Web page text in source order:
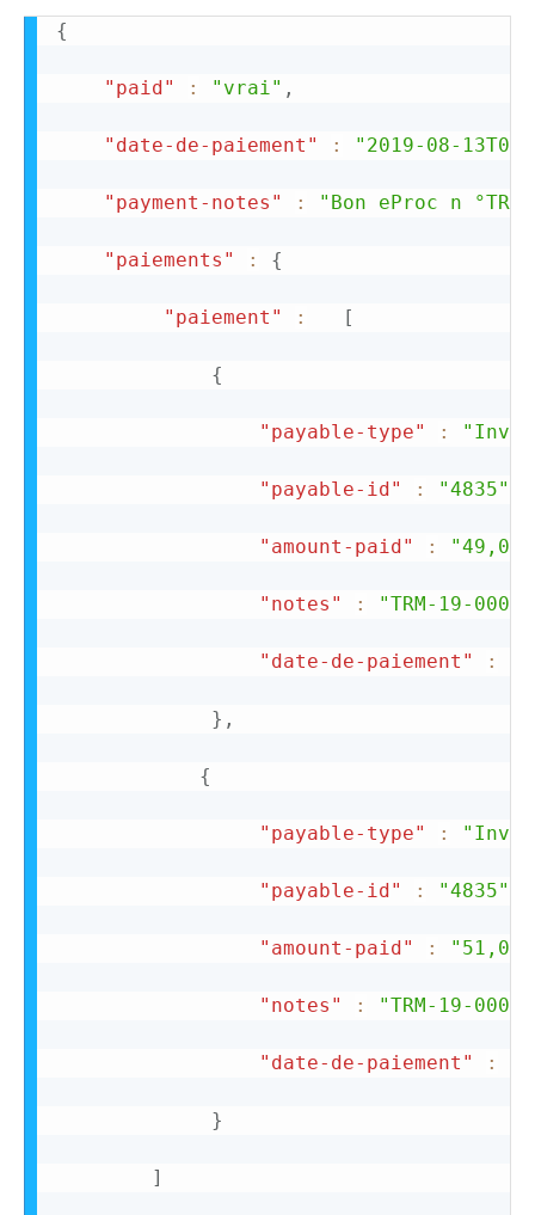
{
"paid" : "vrai" ,
"date-de-paiement" : "2019-08-
"payment-notes" : "Bon eProc n
"paiements" : {
"paiement" : [
{
"payable-type" :
"payable-id" : "4835"
"amount-paid" : "49,00"
"notes" : "TRM-19-
"date-de-paiement" :
} ,
{
"payable-type" :
"payable-id" : "4835"
"amount-paid" : "51,00"
"notes" : "TRM-19-
"date-de-paiement" :
}
]